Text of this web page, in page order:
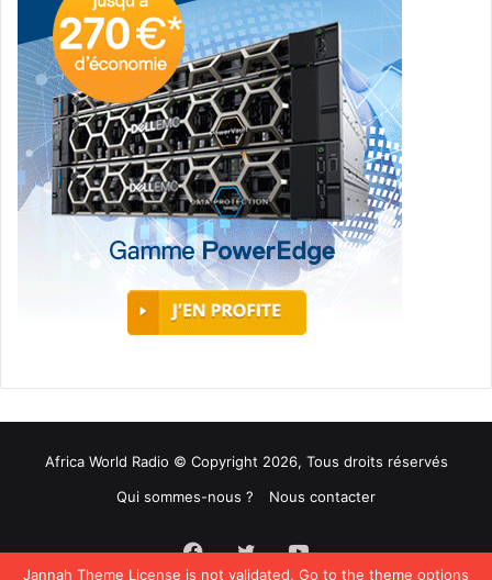
Jannah Theme License is not validated, Go to the theme options
Africa World Radio © Copyright 2026, Tous droits réservés
Qui sommes-nous ?
Nous contacter
Facebook
TwitterYouTube